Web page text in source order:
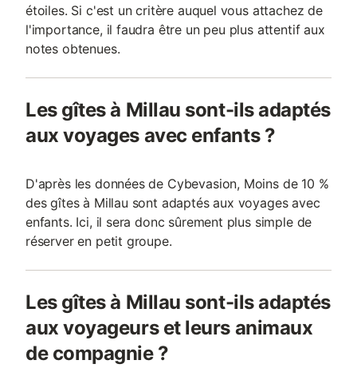
étoiles. Si c'est un critère auquel vous attachez de
l'importance, il faudra être un peu plus attentif aux
notes obtenues.
Les gîtes à Millau sont-ils adaptés
aux voyages avec enfants ?
D'après les données de Cybevasion, Moins de 10 %
des gîtes à Millau sont adaptés aux voyages avec
enfants. Ici, il sera donc sûrement plus simple de
réserver en petit groupe.
Les gîtes à Millau sont-ils adaptés
aux voyageurs et leurs animaux
de compagnie ?